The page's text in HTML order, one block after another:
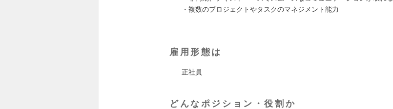
・複数のプロジェクトやタスクのマネジメント能力
雇用形態は
正社員
どんなポジション・役割か